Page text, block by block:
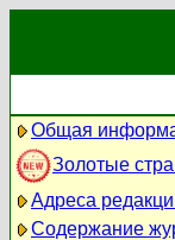
Общая
Золотые
Адреса
Содержание